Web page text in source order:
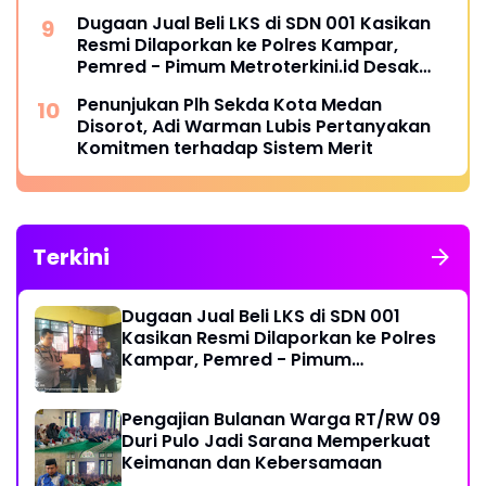
Dugaan Jual Beli LKS di SDN 001 Kasikan
Resmi Dilaporkan ke Polres Kampar,
Pemred - Pimum Metroterkini.id Desak
Penunjukan Plh Sekda Kota Medan
Disorot, Adi Warman Lubis Pertanyakan
Komitmen terhadap Sistem Merit
Terkini
Dugaan Jual Beli LKS di SDN 001
Kasikan Resmi Dilaporkan ke Polres
Kampar, Pemred - Pimum
Pengajian Bulanan Warga RT/RW 09
Duri Pulo Jadi Sarana Memperkuat
Keimanan dan Kebersamaan